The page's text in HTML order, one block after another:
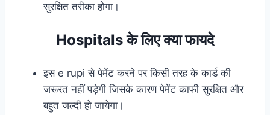
सुरक्षित तरीका होगा।
Hospitals के लिए क्या फायदे
इस e rupiसे पेमेंट करने पर किसी तरह के कार्ड की
जरूरत नहीं पड़ेगी जिसके कारण पेमेंट काफी सुरक्षित और
बहुत जल्दी हो जायेगा।